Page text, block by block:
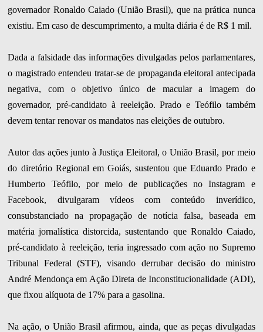
governador Ronaldo Caiado (União Brasil), que na prática nunca
existiu. Em caso de descumprimento, a multa diária é de R$ 1 mil.
Dada a falsidade das informações divulgadas pelos parlamentares,
o magistrado entendeu tratar-se de propaganda eleitoral antecipada
negativa, com o objetivo único de macular a imagem do
governador, pré-candidato à reeleição. Prado e Teófilo também
devem tentar renovar os mandatos nas eleições de outubro.
Autor das ações junto à Justiça Eleitoral, o União Brasil, por meio
do diretório Regional em Goiás, sustentou que Eduardo Prado e
Humberto Teófilo, por meio de publicações no Instagram e
Facebook, divulgaram vídeos com conteúdo inverídico,
consubstanciado na propagação de notícia falsa, baseada em
matéria jornalística distorcida, sustentando que Ronaldo Caiado,
pré-candidato à reeleição, teria ingressado com ação no Supremo
Tribunal Federal (STF), visando derrubar decisão do ministro
André Mendonça em Ação Direta de Inconstitucionalidade (ADI),
que fixou alíquota de 17% para a gasolina.
Na ação, o União Brasil afirmou, ainda, que as peças divulgadas